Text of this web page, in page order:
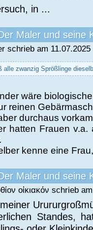
in ...
Maler und seine
schrieb am
alle zwanzig Sprößlinge
wäre
reinen
durchaus
hatten Frauen
kenne eine
Maler und seine
οἰκιακόν schrieb
Standes,